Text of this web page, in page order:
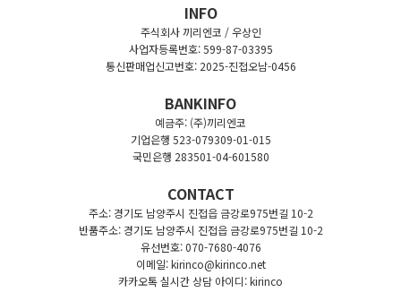
INFO
주식회사 끼리엔코 / 우상인
사업자등록번호: 599-87-03395
통신판매업신고번호: 2025-진접오남-0456
BANKINFO
예금주: (주)끼리엔코
기업은행 523-079309-01-015
국민은행 283501-04-601580
CONTACT
주소: 경기도 남양주시 진접읍 금강로975번길 10-2
반품주소: 경기도 남양주시 진접읍 금강로975번길 10-2
유선번호: 070-7680-4076
이메일: kirinco@kirinco.net
카카오톡 실시간 상담 아이디: kirinco